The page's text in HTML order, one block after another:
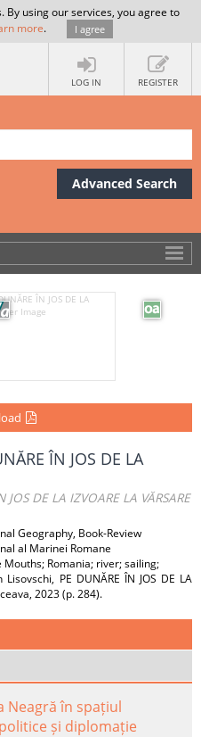
By using our services, you agree to
more. I agree
LOG IN REGISTER
Advanced Search
ÎN JOS DE LA
DE LA IZVOARE LA VĂRSARE
Geography, Book-Review
al Marinei Romane
Mouths; Romania; river; sailing;
Lisovschi, PE DUNĂRE ÎN JOS DE LA
2023 (p. 284).
Neagră în spațiul
și diplomație